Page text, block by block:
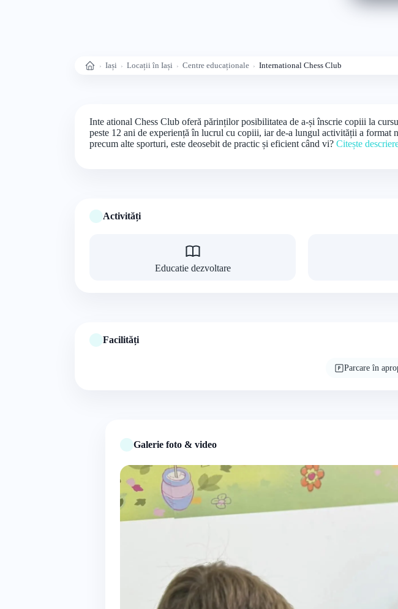
Acasă Iași Locații în Iași Centre educaționale International Chess Club
Inte ational Chess Club oferă părinților posibilitatea de a-și înscrie copiii la
peste 12 ani de experiență în lucrul cu copiii, iar de-a lungul activității a
precum alte sporturi, este deosebit de practic și eficient când vi? Citește
Activități
Educatie dezvoltare
Facilități
Parcare în
Galerie foto & video